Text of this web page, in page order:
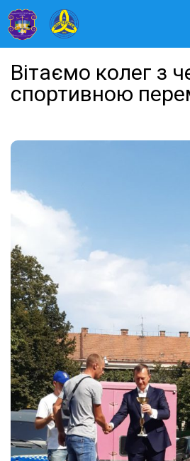
Вітаємо колег з
спортивною